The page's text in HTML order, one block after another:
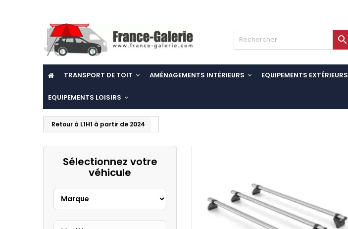

TRANSPORT DE TOIT AMÉNAGEMENTS INTÉRIEURS EQUIPEMENTS EXTÉRIEURS
EQUIPEMENTS LOISIRS
Retour à L1H1 à partir de 2024
Sélectionnez votre
véhicule